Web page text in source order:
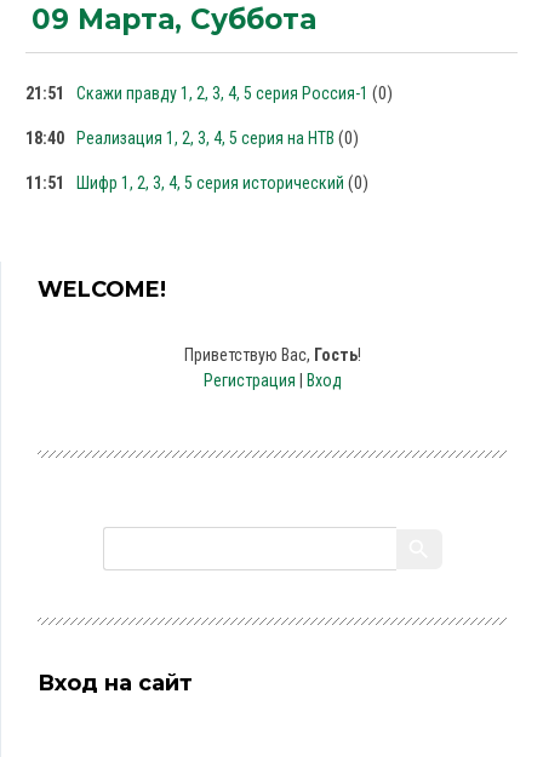
09 Марта, Суббота
21:51 Скажи правду 1, 2, 3, 4, 5 серия Россия-1 (0)
18:40 Реализация 1, 2, 3, 4, 5 серия на НТВ (0)
11:51 Шифр 1, 2, 3, 4, 5 серия исторический (0)
WELCOME!
Приветствую Вас, Гость!
Регистрация
Вход
Вход на сайт